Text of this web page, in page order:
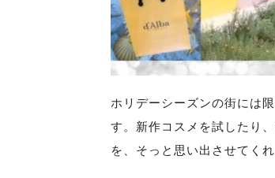
ホリデーシーズンの街には
す。新作コスメを試したり
を、そっと思い出させてくれ